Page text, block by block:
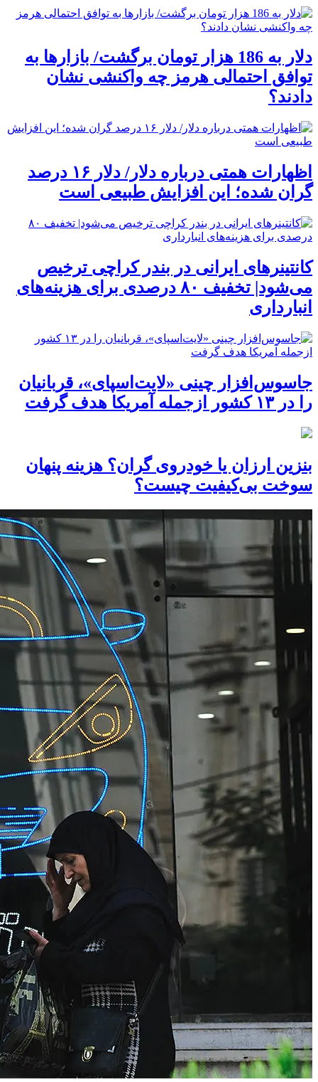
دلار به 186 هزار تومان برگشت/ بازارها به
توافق احتمالی هرمز چه واکنشی نشان
دادند؟
اظهارات همتی درباره دلار/ دلار ۱۶ درصد
گران شده؛ این افزایش طبیعی است
کانتینرهای ایرانی در بندر کراچی ترخیص
می‌شود| تخفیف ۸۰ درصدی برای هزینه‌های
انبارداری
جاسوس‌افزار چینی «لایت‌اسپای»، قربانیان
را در ۱۳ کشور ازجمله آمریکا هدف گرفت
بنزین ارزان یا خودروی گران؟ هزینه پنهان
سوخت بی‌کیفیت چیست؟